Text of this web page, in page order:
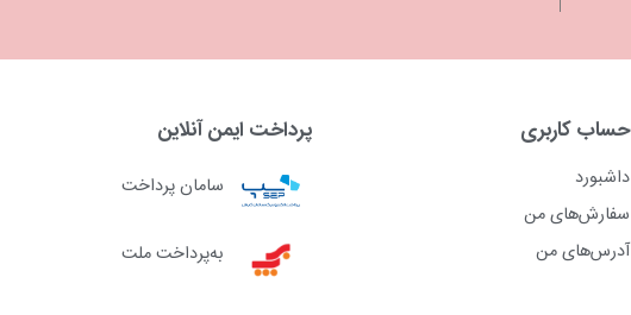
حساب کاربری
داشبورد
سفارش‌های من
آدرس‌های من
پرداخت ایمن آنلاین
سامان پرداخت
به‌پرداخت ملت